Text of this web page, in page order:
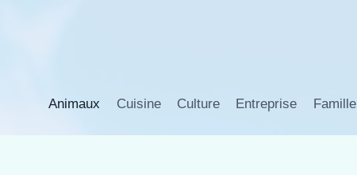
Animaux Cuisine Culture Entreprise Famille